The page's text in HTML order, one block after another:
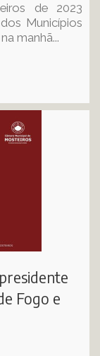
de 2023
Municípios
manhã...
Fogo e